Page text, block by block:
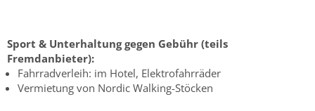
Sport & Unterhaltung gegen Gebühr (teils
Fremdanbieter):
Fahrradverleih: im Hotel, Elektrofahrräder
Vermietung von Nordic Walking-Stöcken